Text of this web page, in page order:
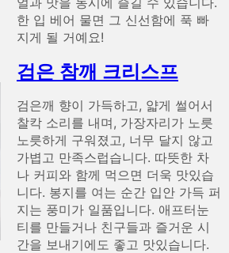
한 입 베어 물면 그 신선함에 푹 빠
지게 될 거예요!
검은 참깨 크리스프
검은깨 향이 가득하고, 얇게 썰어서
찰칵 소리를 내며, 가장자리가 노릇
노릇하게 구워졌고, 너무 달지 않고
가볍고 만족스럽습니다. 따뜻한 차
나 커피와 함께 먹으면 더욱 맛있습
니다. 봉지를 여는 순간 입안 가득 퍼
지는 풍미가 일품입니다. 애프터눈
티를 만들거나 친구들과 즐거운 시
간을 보내기에도 좋고 맛있습니다.